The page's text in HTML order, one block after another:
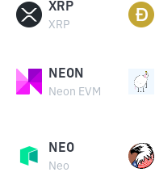
XRP
XRP
NEON
Neon EVM
NEO
Neo